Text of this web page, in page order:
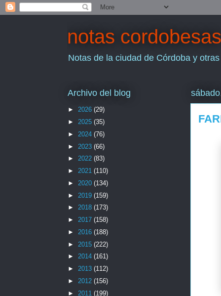
notas cordobesas
Notas de la ciudad de Córdoba y
Archivo del blog
► 2026 (29)
► 2025 (35)
► 2024 (76)
► 2023 (66)
► 2022 (83)
► 2021 (110)
► 2020 (134)
► 2019 (159)
► 2018 (173)
► 2017 (158)
► 2016 (188)
► 2015 (222)
► 2014 (161)
► 2013 (112)
► 2012 (156)
► 2011 (199)